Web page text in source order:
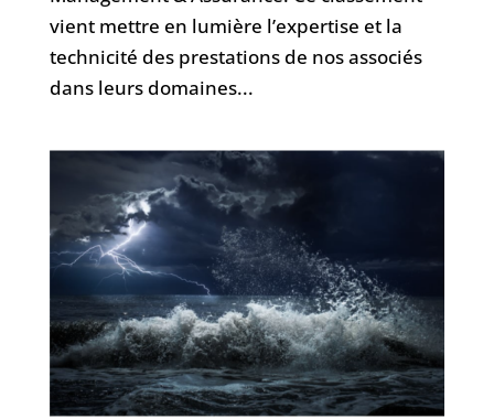
vient mettre en lumière l’expertise et la
technicité des prestations de nos associés
dans leurs domaines...